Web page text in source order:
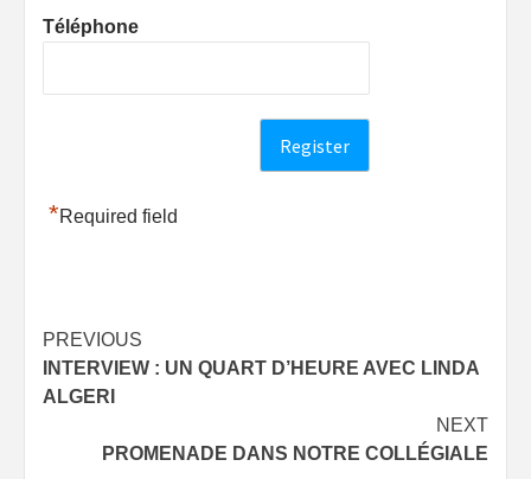
Téléphone
*Required field
Post
navigation
PREVIOUS
INTERVIEW : UN QUART D’HEURE AVEC LINDA
ALGERI
NEXT
PROMENADE DANS NOTRE COLLÉGIALE